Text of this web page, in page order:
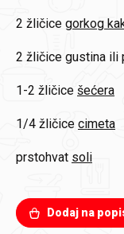
2 žličice gorkog
2 žličice gustina ili
1-2 žličice šećera
1/4 žličice cimeta
prstohvat soli
Dodaj na